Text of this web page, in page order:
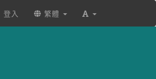
登入 繁體